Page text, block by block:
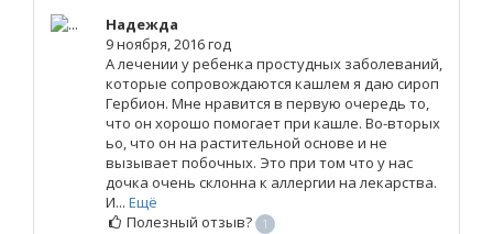
Надежда
9 ноября, 2016 год
А лечении у ребенка простудных заболеваний,
которые сопровождаются кашлем я даю сироп
Гербион. Мне нравится в первую очередь то,
что он хорошо помогает при кашле. Во-вторых
ьо, что он на растительной основе и не
вызывает побочных. Это при том что у нас
дочка очень склонна к аллергии на лекарства.
И... Ещё
Полезный отзыв? 1